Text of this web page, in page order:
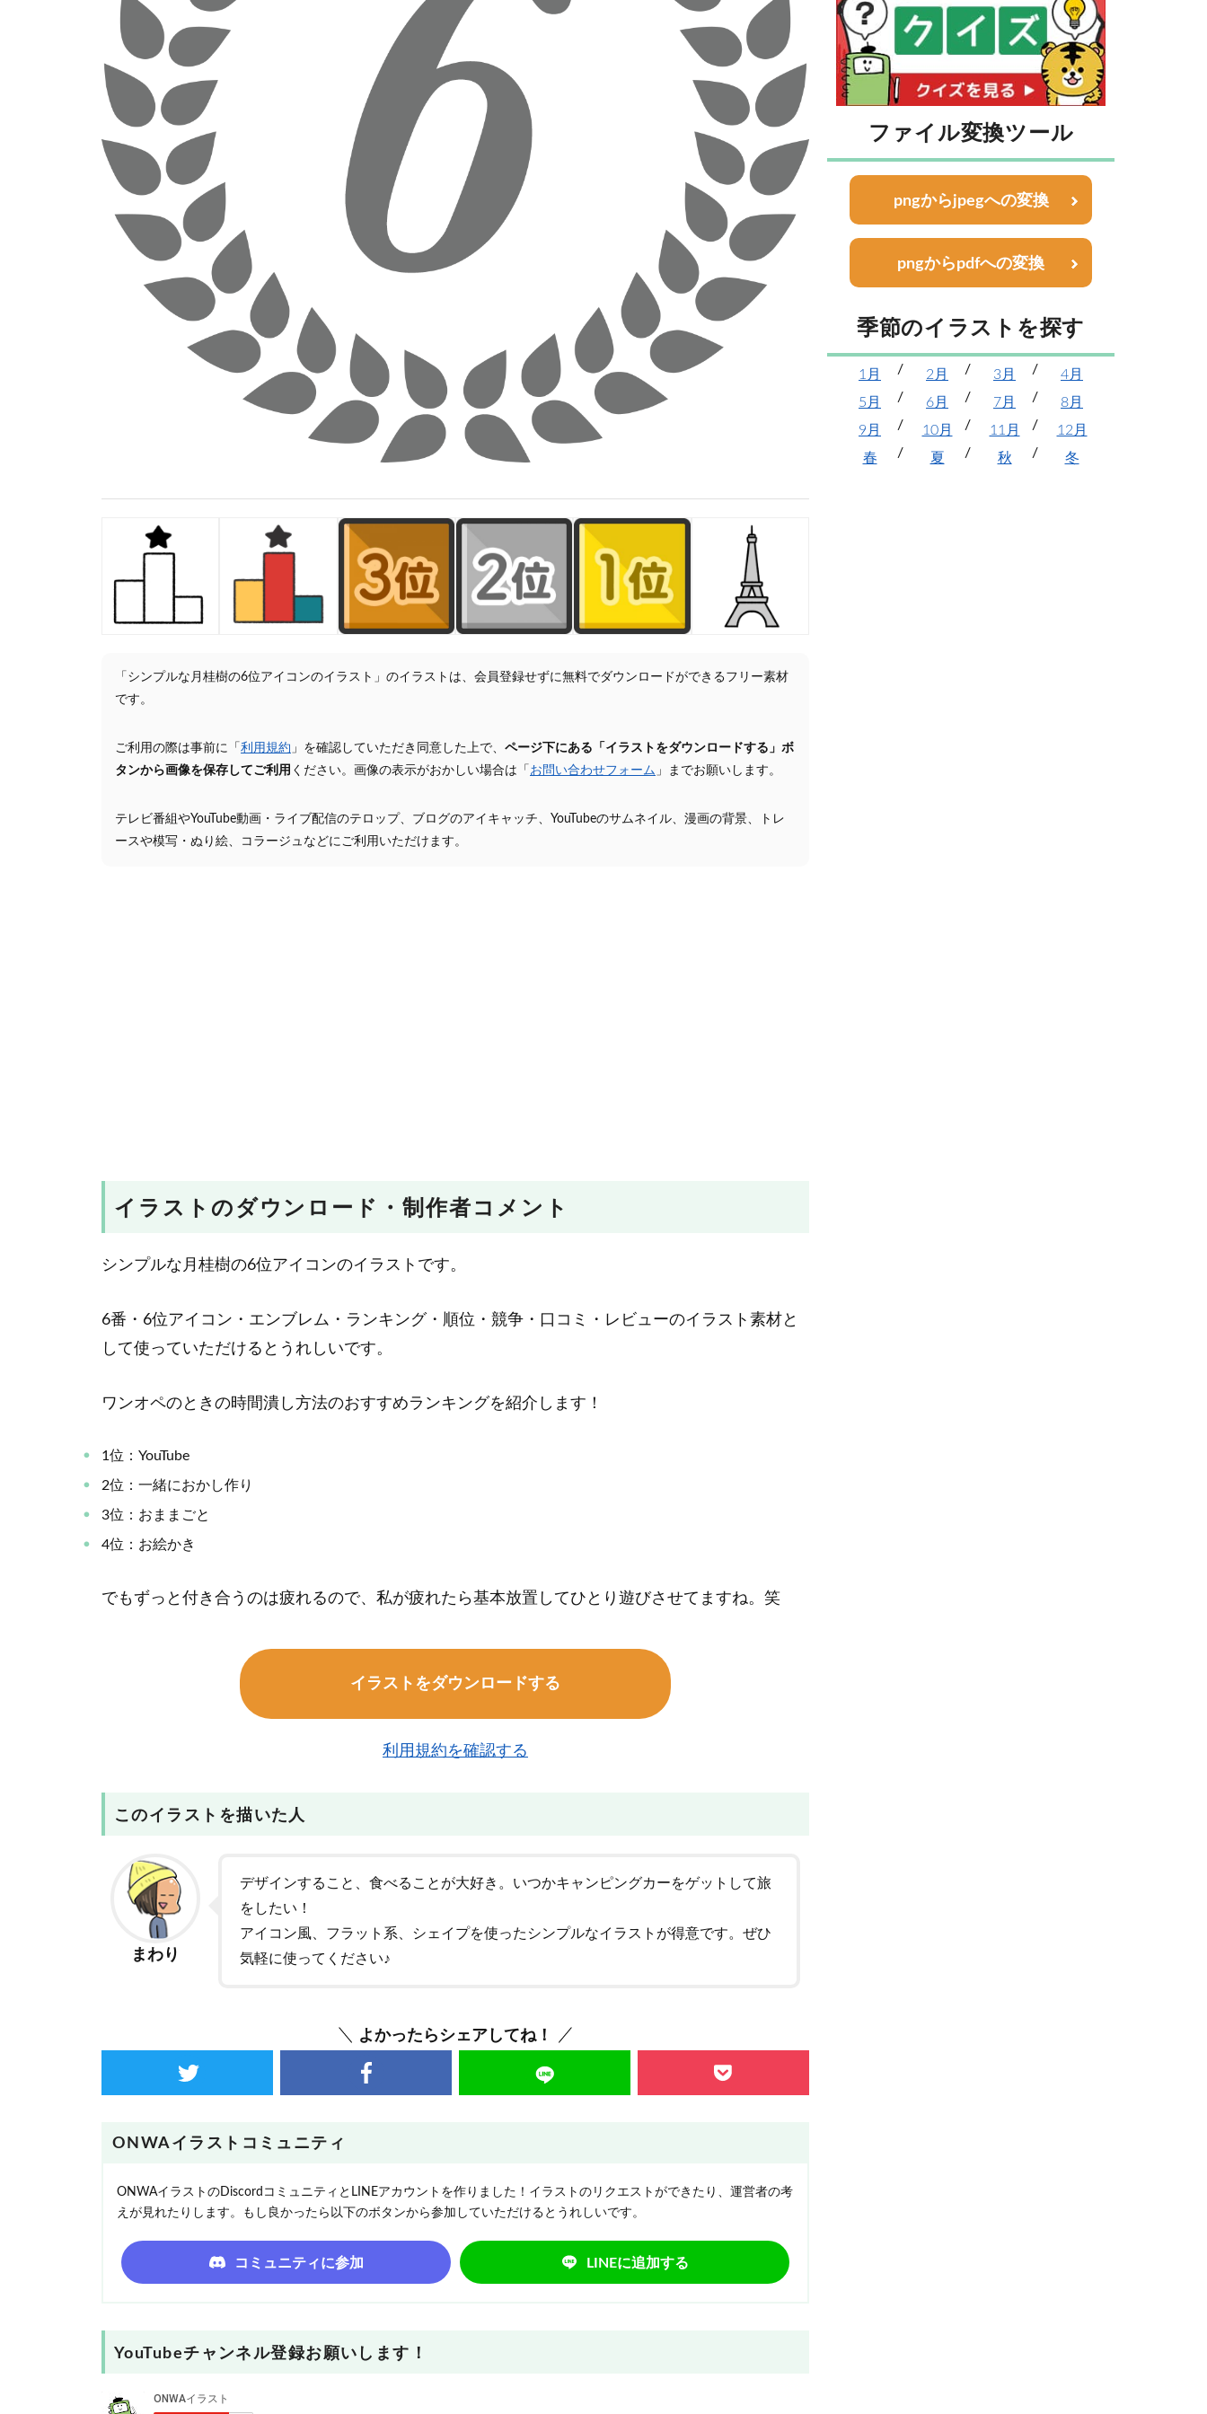
「シンプルな月桂樹の6位アイコンのイラスト」のイラストは、会員登録せずに無料でダウンロードができるフリー素材
です。
ご利用の際は事前に「 利用規約 」を確認していただき同意した上で、 ページ下にある「イラストをダウンロードする」ボ
タンから画像を保存してご利用 ください。画像の表示がおかしい場合は「 お問い合わせフォーム 」までお願いします。
テレビ番組やYouTube動画・ライブ配信のテロップ、ブログのアイキャッチ、YouTubeのサムネイル、漫画の背景、トレ
ースや模写・ぬり絵、コラージュなどにご利用いただけます。
イラストのダウンロード・制作者コメント
シンプルな月桂樹の6位アイコンのイラストです。
6番・6位アイコン・エンブレム・ランキング・順位・競争・口コミ・レビューのイラスト素材と
して使っていただけるとうれしいです。
ワンオペのときの時間潰し方法のおすすめランキングを紹介します！
1位：YouTube
2位：一緒におかし作り
3位：おままごと
4位：お絵かき
でもずっと付き合うのは疲れるので、私が疲れたら基本放置してひとり遊びさせてますね。笑
イラストをダウンロードする
利用規約を確認する
このイラストを描いた人
まわり
デザインすること、食べることが大好き。いつかキャンピングカーをゲットして旅
をしたい！
アイコン風、フラット系、シェイプを使ったシンプルなイラストが得意です。ぜひ
気軽に使ってください♪
よかったらシェアしてね！
ONWAイラストコミュニティ
ONWAイラストのDiscordコミュニティとLINEアカウントを作りました！イラストのリクエストができたり、運営者の考
えが見れたりします。もし良かったら以下のボタンから参加していただけるとうれしいです。
コミュニティに参加 LINEに追加する
YouTubeチャンネル登録お願いします！
ファイル変換ツール
pngからjpegへの変換
pngからpdfへの変換
季節のイラストを探す
1月 2月 3月
4月
5月
6月 7月
8月
9月
10月 11月
12月
春
夏 秋 冬